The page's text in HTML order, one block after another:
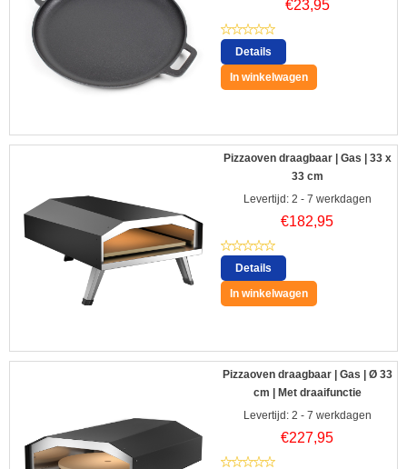
€23,95
Details
In winkelwagen
Pizzaoven draagbaar | Gas | 33 x
33 cm
Levertijd: 2 - 7 werkdagen
€182,95
Details
In winkelwagen
Pizzaoven draagbaar | Gas | Ø 33
cm | Met draaifunctie
Levertijd: 2 - 7 werkdagen
€227,95